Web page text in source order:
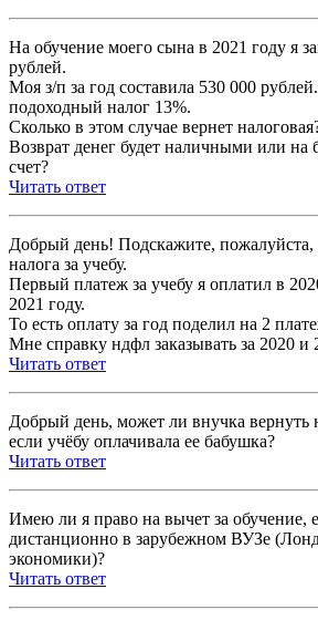
На обучение моего сына в 2021 году я
рублей.
Моя з/п за год составила 530 000
подоходный налог 13%.
Сколько в этом случае вернет
Возврат денег будет наличными или
счет?
Читать ответ
Добрый день! Подскажите, пожалуйста,
налога за учебу.
Первый платеж за учебу я оплатил в
2021 году.
То есть оплату за год поделил на 2
Мне справку ндфл заказывать за 2020 и
Читать ответ
Добрый день, может ли внучка вернуть
если учёбу оплачивала ее бабушка?
Читать ответ
Имею ли я право на вычет за обучение,
дистанционно в зарубежном ВУЗе
экономики)?
Читать ответ